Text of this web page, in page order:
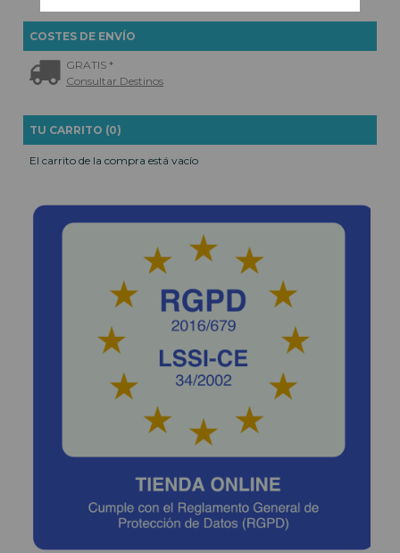
COSTES DE ENVÍO
GRATIS *
Consultar Destinos
TU CARRITO (0)
El carrito de la compra está vacío